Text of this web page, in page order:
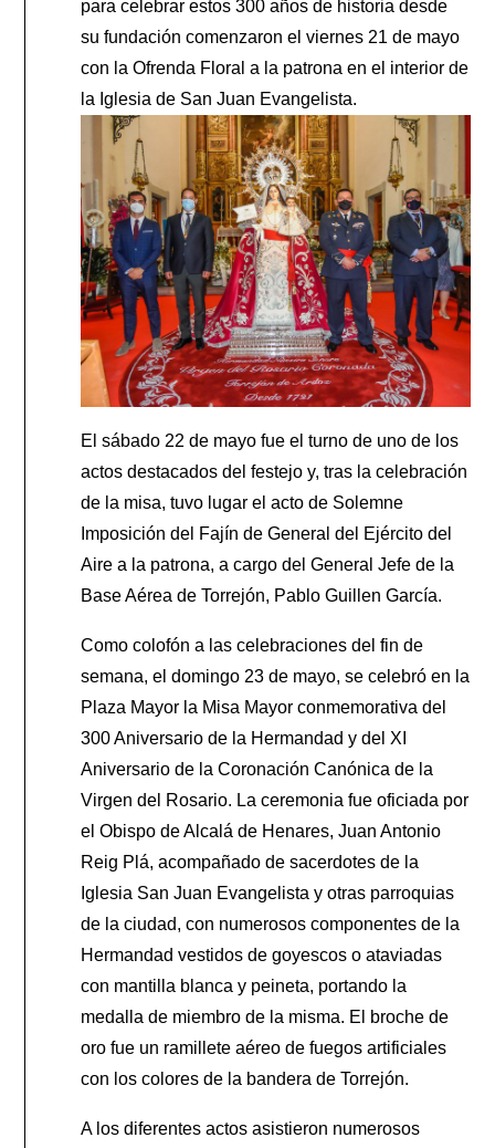
para celebrar estos 300 años de historia desde
su fundación comenzaron el viernes 21 de mayo
con la Ofrenda Floral a la patrona en el interior de
la Iglesia de San Juan Evangelista.
El sábado 22 de mayo fue el turno de uno de los
actos destacados del festejo y, tras la celebración
de la misa, tuvo lugar el acto de Solemne
Imposición del Fajín de General del Ejército del
Aire a la patrona, a cargo del General Jefe de la
Base Aérea de Torrejón, Pablo Guillen García.
Como colofón a las celebraciones del fin de
semana, el domingo 23 de mayo, se celebró en la
Plaza Mayor la Misa Mayor conmemorativa del
300 Aniversario de la Hermandad y del XI
Aniversario de la Coronación Canónica de la
Virgen del Rosario. La ceremonia fue oficiada por
el Obispo de Alcalá de Henares, Juan Antonio
Reig Plá, acompañado de sacerdotes de la
Iglesia San Juan Evangelista y otras parroquias
de la ciudad, con numerosos componentes de la
Hermandad vestidos de goyescos o ataviadas
con mantilla blanca y peineta, portando la
medalla de miembro de la misma. El broche de
oro fue un ramillete aéreo de fuegos artificiales
con los colores de la bandera de Torrejón.
A los diferentes actos asistieron numerosos